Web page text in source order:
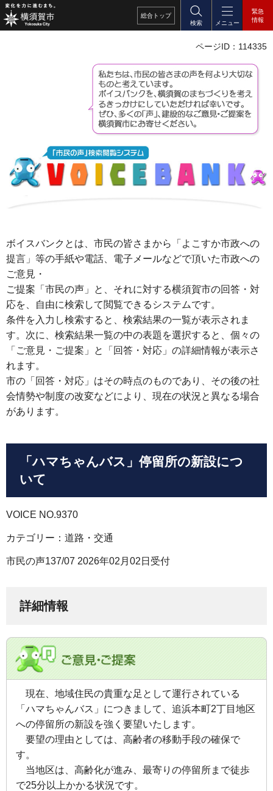
総合 トップ
検索
メニュー
緊急
情報
ページID：114335
ボイスバンクとは、市民の皆さまから「よこすか市政への
提言」等の手紙や電話、電子メールなどで頂いた市政への
ご意見・
ご提案「市民の声」と、それに対する横須賀市の回答・対
応を、自由に検索して閲覧できるシステムです。
条件を入力し検索すると、検索結果の一覧が表示されま
す。次に、検索結果一覧の中の表題を選択すると、個々の
「ご意見・ご提案」と「回答・対応」の詳細情報が表示さ
れます。
市の「回答・対応」はその時点のものであり、その後の社
会情勢や制度の改変などにより、現在の状況と異なる場合
があります。
「ハマちゃんバス」停留所の新設につ
いて
VOICE NO.9370
カテゴリー：道路・交通
市民の声137/07 2026年02月02日受付
詳細情報
現在、地域住民の貴重な足として運行されている
「ハマちゃんバス」につきまして、追浜本町2丁目地区
への停留所の新設を強く要望いたします。
要望の理由としては、高齢者の移動手段の確保で
す。
当地区は、高齢化が進み、最寄りの停留所まで徒歩
で25分以上かかる状況です。